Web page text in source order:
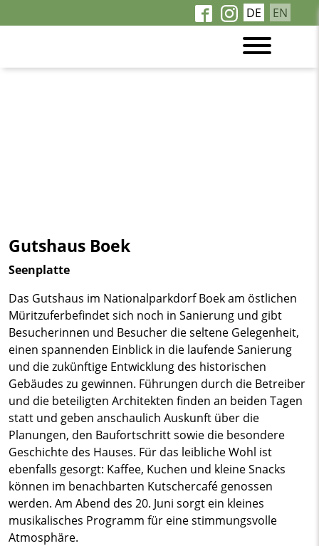
DE EN
Gutshaus Boek
Seenplatte
Das Gutshaus im Nationalparkdorf Boek am östlichen
Müritzuferbefindet sich noch in Sanierung und gibt
Besucherinnen und Besucher die seltene Gelegenheit,
einen spannenden Einblick in die laufende Sanierung
und die zukünftige Entwicklung des historischen
Gebäudes zu gewinnen. Führungen durch die Betreiber
und die beteiligten Architekten finden an beiden Tagen
statt und geben anschaulich Auskunft über die
Planungen, den Baufortschritt sowie die besondere
Geschichte des Hauses. Für das leibliche Wohl ist
ebenfalls gesorgt: Kaffee, Kuchen und kleine Snacks
können im benachbarten Kutschercafé genossen
werden. Am Abend des 20. Juni sorgt ein kleines
musikalisches Programm für eine stimmungsvolle
Atmosphäre.